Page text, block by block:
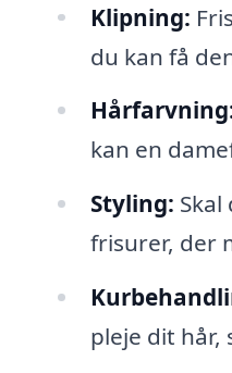
Klipning:
du kan få
kan en
Styling:
frisurer, der
pleje dit hår,